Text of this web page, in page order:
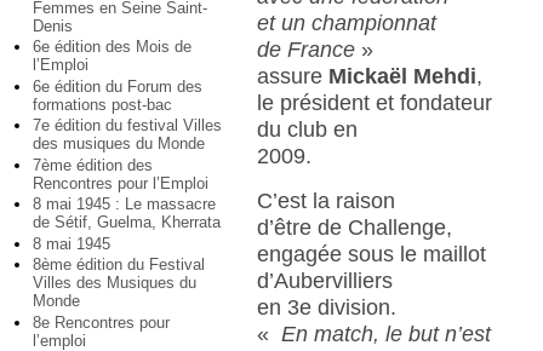
Femmes en Seine Saint-
Denis
6e édition des Mois de
l’Emploi
6e édition du Forum des
formations post-bac
7e édition du festival Villes
des musiques du Monde
7ème édition des
Rencontres pour l’Emploi
8 mai 1945 : Le massacre
de Sétif, Guelma, Kherrata
8 mai 1945
8ème édition du Festival
Villes des Musiques du
Monde
8e Rencontres pour
l’emploi
et un championnat
de France »
assure Mickaël Mehdi,
le président et fondateur
du club en
2009.
C’est la raison
d’être de Challenge,
engagée sous le maillot
d’Aubervilliers
en 3e division.
« En match, le but n’est